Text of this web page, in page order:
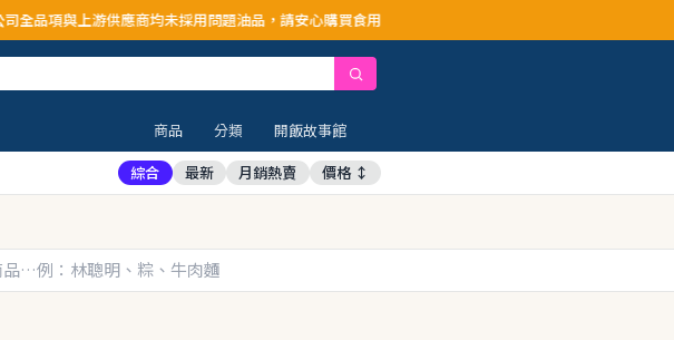
未採用問題油品，請安心購買食用
商品 分類 開飯故事館
綜合 最新 月銷熱賣 價格 ↕